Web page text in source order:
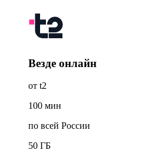
Везде онлайн
от t2
100 мин
по всей России
50 ГБ